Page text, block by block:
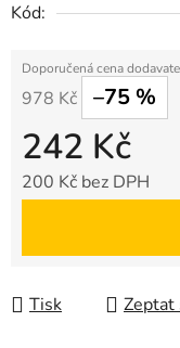
Kód:
978 Kč –75 %
242 Kč
200 Kč bez DPH
Tisk Zeptat